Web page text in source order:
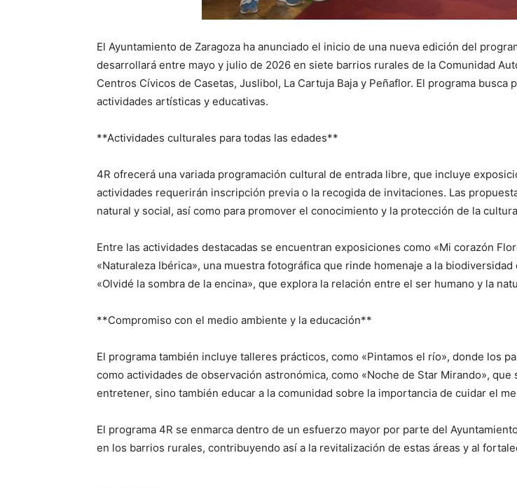
El Ayuntamiento de Zaragoza ha anunciado el inicio de una nueva edición del
desarrollará entre mayo y julio de 2026 en siete barrios rurales de la Comunidad
Centros Cívicos de Casetas, Juslibol, La Cartuja Baja y Peñaflor. El programa
actividades artísticas y educativas.
**Actividades culturales para todas las edades**
4R ofrecerá una variada programación cultural de entrada libre, que incluye
actividades requerirán inscripción previa o la recogida de invitaciones. Las
natural y social, así como para promover el conocimiento y la protección de la
Entre las actividades destacadas se encuentran exposiciones como «Mi corazón
«Naturaleza Ibérica», una muestra fotográfica que rinde homenaje a la
«Olvidé la sombra de la encina», que explora la relación entre el ser humano y la
**Compromiso con el medio ambiente y la educación**
El programa también incluye talleres prácticos, como «Pintamos el río», donde los
como actividades de observación astronómica, como «Noche de Star Mirando»,
entretener, sino también educar a la comunidad sobre la importancia de cuidar el
El programa 4R se enmarca dentro de un esfuerzo mayor por parte del
en los barrios rurales, contribuyendo así a la revitalización de estas áreas y al